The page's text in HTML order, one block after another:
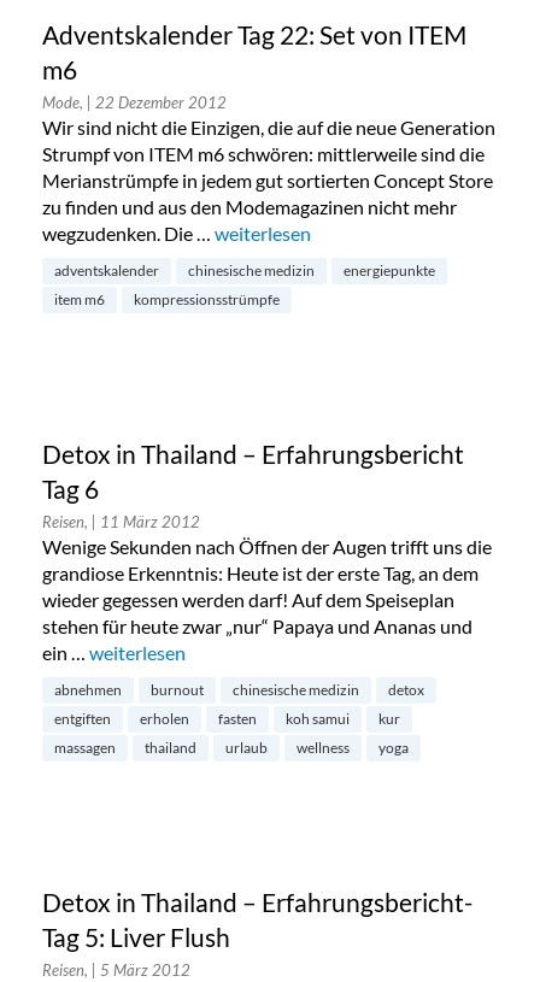
Adventskalender Tag 22: Set von ITEM
m6
Mode, | 22 Dezember 2012
Wir sind nicht die Einzigen, die auf die neue Generation
Strumpf von ITEM m6 schwören: mittlerweile sind die
Merianstrümpfe in jedem gut sortierten Concept Store
zu finden und aus den Modemagazinen nicht mehr
wegzudenken. Die … „Adventskalender Tag 22: Set von
weiterlesen
adventskalender chinesische medizin
energiepunkte
item m6
kompressionsstrümpfe
Detox in Thailand – Erfahrungsbericht
Tag 6
Reisen, | 11 März 2012
Wenige Sekunden nach Öffnen der Augen trifft uns die
grandiose Erkenntnis: Heute ist der erste Tag, an dem
wieder gegessen werden darf! Auf dem Speiseplan
stehen für heute zwar „nur“ Papaya und Ananas und
ein … „Detox in Thailand – Erfahrungsbericht Tag 6“
weiterlesen
abnehmen burnout chinesische medizin
detox
entgiften
erholen fasten koh samui
kur
massagen
thailand urlaub wellness yoga
Detox in Thailand – Erfahrungsbericht-
Tag 5: Liver Flush
Reisen, | 5 März 2012